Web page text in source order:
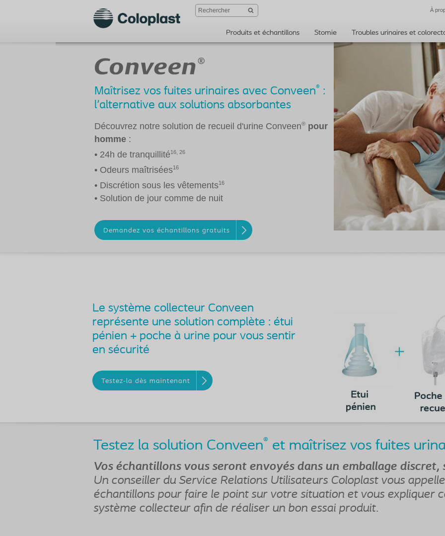
À
Produits et échantillons Stomie Troubles urinaires et
Maîtrisez vos fuites urinaires avec Conveen® :
l'alternative aux solutions absorbantes
Découvrez notre solution de recueil d'urine Conveen® pour
homme :
• 24h de tranquillité16, 26
• Odeurs maîtrisées16
• Discrétion sous les vêtements16
• Solution de jour comme de nuit
Demandez vos échantillons gratuits
Le système collecteur Conveen
représente une solution complète : étui
pénien + poche à urine pour vous sentir
en sécurité
Testez-la dès maintenant
Testez la solution Conveen® et maîtrisez vos fuites
Vos échantillons vous seront envoyés dans un emballage discret,
Un conseiller du Service Relations Utilisateurs Coloplast vous
échantillons pour faire le point sur votre situation et vous expliquer
système collecteur afin de réaliser un bon essai produit.